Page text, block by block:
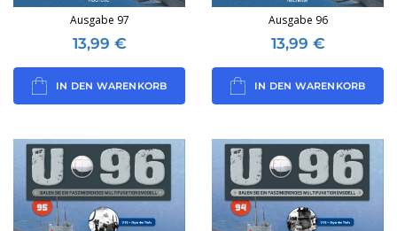
Ausgabe 97
13,99 €
IN DEN WARENKORB
Ausgabe 96
13,99 €
IN DEN WARENKORB